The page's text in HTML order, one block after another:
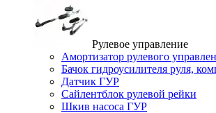
Рулевое управление
Амортизатор рулевого
Бачок гидроусилителя руля,
Датчик ГУР
Сайлентблок рулевой рейки
Шкив насоса ГУР